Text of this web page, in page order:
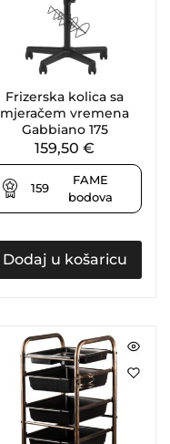
Frizerska kolica sa
mjeračem vremena
Gabbiano 175
159,50€
159
FAME
bodova
Dodaj u košaricu